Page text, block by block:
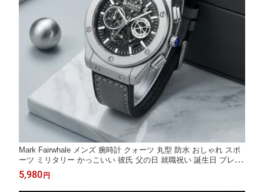
Mark Fairwhale メンズ 腕時計 クォーツ 丸型 防水 おしゃれ スポ
ーツ ミリタリー かっこいい 彼氏 父の日 就職祝い 誕生日 プレゼ
ント ギフト 10代 20代 30代 40代 50代 SALE
5,980 円